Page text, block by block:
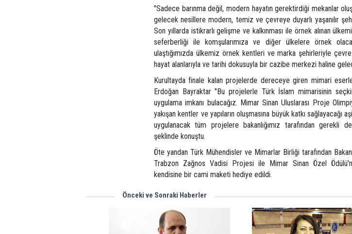
"Sadece barınma değil, modern hayatın gerektirdiği mekanlar
gelecek nesillere modern, temiz ve çevreye duyarlı yaşanılır
Son yıllarda istikrarlı gelişme ve kalkınması ile örnek alınan
seferberliği ile komşularımıza ve diğer ülkelere örnek
ulaştığımızda ülkemiz örnek kentleri ve marka şehirleriyle çevre
hayat alanlarıyla ve tarihi dokusuyla bir cazibe merkezi haline
Kurultayda finale kalan projelerde dereceye giren mimari
Erdoğan Bayraktar "Bu projelerle Türk İslam mimarisinin
uygulama imkanı bulacağız. Mimar Sinan Uluslarası Proje
yakışan kentler ve yapıların oluşmasına büyük katkı sağlayacağı
uygulanacak tüm projelere bakanlığımız tarafından gerekli
şeklinde konuştu.
Öte yandan Türk Mühendisler ve Mimarlar Birliği tarafından
Trabzon Zağnos Vadisi Projesi ile Mimar Sinan Özel
kendisine bir cami maketi hediye edildi.
Önceki ve Sonraki Haberler